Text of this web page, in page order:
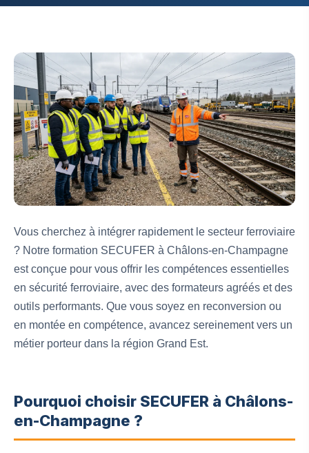
Vous cherchez à intégrer rapidement le secteur ferroviaire
? Notre formation SECUFER à Châlons-en-Champagne
est conçue pour vous offrir les compétences essentielles
en sécurité ferroviaire, avec des formateurs agréés et des
outils performants. Que vous soyez en reconversion ou
en montée en compétence, avancez sereinement vers un
métier porteur dans la région Grand Est.
Pourquoi choisir SECUFER à Châlons-
en-Champagne ?